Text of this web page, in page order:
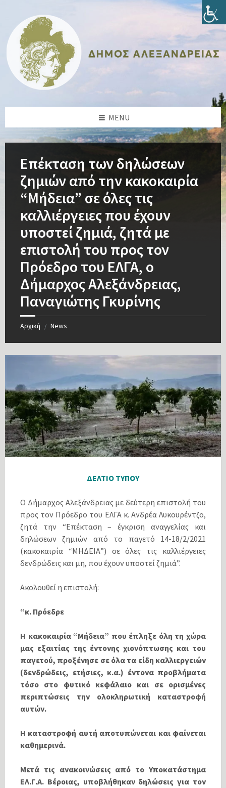
content
sidebar
sidebar
footer
MENU
Επέκταση των δηλώσεων
ζημιών από την κακοκαιρία
“Μήδεια” σε όλες τις
καλλιέργειες που έχουν
υποστεί ζημιά, ζητά με
επιστολή του προς τον
Πρόεδρο του ΕΛΓΑ, ο
Δήμαρχος Αλεξάνδρειας,
Παναγιώτης Γκυρίνης
Αρχική / News
ΔΕΛΤΙΟ ΤΥΠΟΥ
Ο Δήμαρχος Αλεξάνδρειας με δεύτερη επιστολή του
προς τον Πρόεδρο του ΕΛΓΑ κ. Ανδρέα Λυκουρέντζο,
ζητά την “Επέκταση – έγκριση αναγγελίας και
δηλώσεων ζημιών από το παγετό 14-18/2/2021
(κακοκαιρία “ΜΗΔΕΙΑ”) σε όλες τις καλλιέργειες
δενδρώδεις και μη, που έχουν υποστεί ζημιά”.
Ακολουθεί η επιστολή:
“κ. Πρόεδρε
Η κακοκαιρία “Μήδεια” που έπληξε όλη τη χώρα
μας εξαιτίας της έντονης χιονόπτωσης και του
παγετού, προξένησε σε όλα τα είδη καλλιεργειών
(δενδρώδεις, ετήσιες, κ.α.) έντονα προβλήματα
τόσο στο φυτικό κεφάλαιο και σε ορισμένες
περιπτώσεις την ολοκληρωτική καταστροφή
αυτών.
Η καταστροφή αυτή αποτυπώνεται και φαίνεται
καθημερινά.
Μετά τις ανακοινώσεις από το Υποκατάστημα
ΕΛ.Γ.Α. Βέροιας, υποβλήθηκαν δηλώσεις για τον